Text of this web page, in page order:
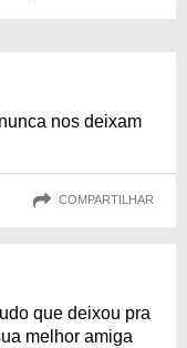
nos deixam
COMPARTILHAR
que deixou pra
melhor amiga